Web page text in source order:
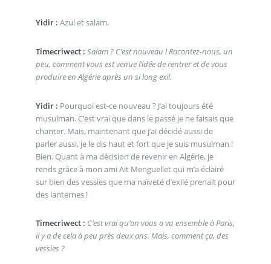
Yidir : Azul et salam.
Timecriwect : Salam ? C’est nouveau ! Racontez-nous, un
peu, comment vous est venue l’idée de rentrer et de vous
produire en Algérie après un si long exil.
Yidir : Pourquoi est-ce nouveau ? J’ai toujours été
musulman. C’est vrai que dans le passé je ne faisais que
chanter. Mais, maintenant que j’ai décidé aussi de
parler aussi, je le dis haut et fort que je suis musulman !
Bien. Quant à ma décision de revenir en Algérie, je
rends grâce à mon ami Aït Menguellet qui m’a éclairé
sur bien des vessies que ma naïveté d’exilé prenait pour
des lanternes !
Timecriwect : C’est vrai qu’on vous a vu ensemble à Paris,
il y a de cela à peu près deux ans. Mais, comment ça, des
vessies ?